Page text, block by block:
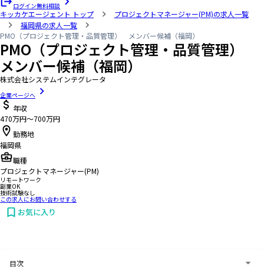
ログイン無料相談
キッカケエージェント トップ
プロジェクトマネージャー(PM)の求人一覧
福岡県の求人一覧
PMO（プロジェクト管理・品質管理） メンバー候補（福岡）
PMO（プロジェクト管理・品質管理）
メンバー候補（福岡）
株式会社システムインテグレータ
企業ページへ
年収
470万円〜700万円
勤務地
福岡県
職種
プロジェクトマネージャー(PM)
リモートワーク
副業OK
技術試験なし
この求人にお問い合わせする
お気に入り
目次